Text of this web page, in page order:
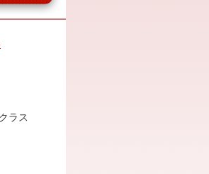
ラス